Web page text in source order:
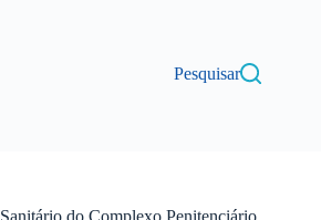
Pesquisar
do Complexo Penitenciário